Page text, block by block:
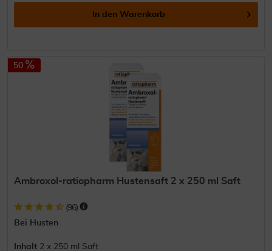
In den Warenkorb
50
Ambroxol-ratiopharm Hustensaft 2 x 250 ml Saft
(96)
Bei Husten
Inhalt 2 x 250 ml Saft